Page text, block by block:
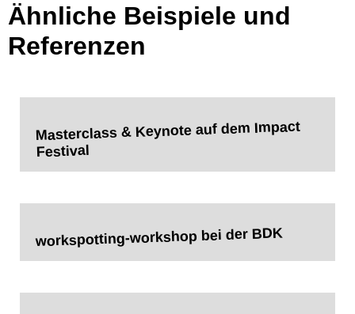
Ähnliche Beispiele und
Referenzen
Masterclass & Keynote auf dem Impact
Festival
workspotting-workshop bei der BDK